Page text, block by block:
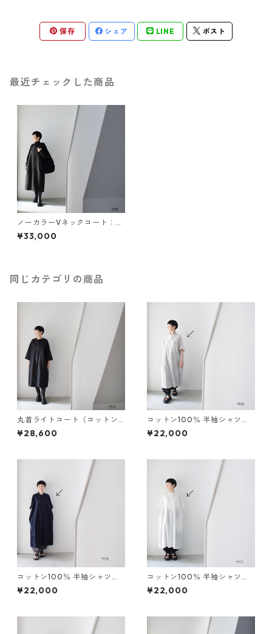
保存 シェア LINE ポスト
最近チェックした商品
ノーカラーVネックコート：黒
［JK9CTBK］
¥33,000
同じカテゴリの商品
丸首ライトコート（コットン1
00％）：黒［JK93CTBK］
¥28,600
コットン100％ 半袖シャツワ
ンピース：グレー［OP03SHG
Y］
¥22,000
コットン100％ 半袖シャツワ
ンピース：紺［OP63SHNV］
¥22,000
コットン100％ 半袖シャツワ
ンピース：白［OP03SHWT］
¥22,000